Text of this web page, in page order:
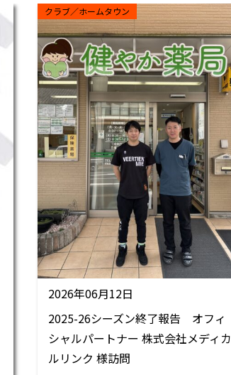
クラブ／ホームタウン
2026年06月12日
2025-26シーズン終了報告 オフィ
シャルパートナー 株式会社メディカ
ルリンク 様訪問